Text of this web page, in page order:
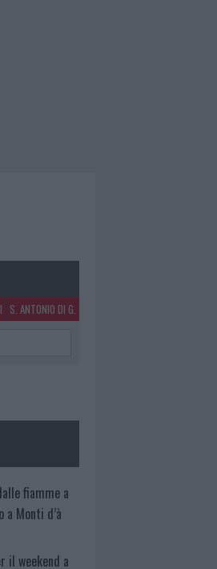
S. ANTONIO DI G.
fiamme a
a Monti d’à
il weekend a